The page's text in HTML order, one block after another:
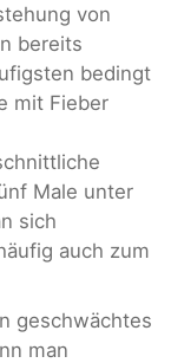
von
bereits
bedingt
mit Fieber
Male unter
sich
auch zum
geschwächtes
man